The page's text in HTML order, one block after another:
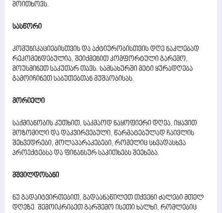
მოითხოვს.
სასწორი
კომუნიკაციებისთვის და აქტიურობისთვის დღე ნაკლებად
რეკომენდებულია, შეიქმენით კომფორტული გარემო,
მოუსმინეთ საკუთარ თავს. სამსახურში მეტი ყურადღება
გამოიჩინეთ საბუთებთან მუშაობისას.
მორიელი
საქმიანობის კუთხით, საკმაოდ ნაყოფიერი დღეა, იყავით
მოზომილი და დაკვირვებული, წარმატებულად ჩაივლის
შეხვედრები, მოლაპარაკებები, რომელიც სხვადასხვა
პროექტებსა და ფინანსურ საკითხებს შეეხება.
მშვილდოსანი
ნუ გადაიტვირთებით, გადაანაწილეთ თქვენი ძალები მთელ
დღეზე. შემოიკრიბეთ გარშემო ისეთი ხალხი, რომლებიც